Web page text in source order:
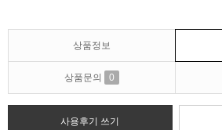
상품정보
상품문의 0
사용후기 쓰기